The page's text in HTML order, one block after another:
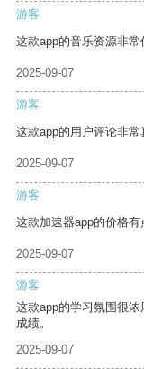
游客
这款app的音乐资源非常
2025-09-07
游客
这款app的用户评论非常
2025-09-07
游客
这款加速器app的价格有
2025-09-07
游客
这款app的学习氛围很
成绩。
2025-09-07